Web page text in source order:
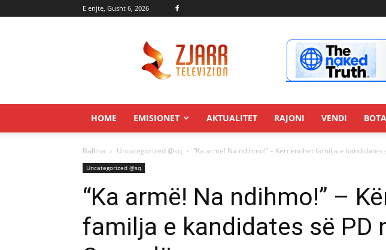
E enjte, Gusht 6, 2026
HOME EMISIONET AKTUALITET RAJONI VENDI BOTA
Ballina Uncategorized @sq “Ka armë! Na ndihmo!” – Kërcënohet familja e kandidates
Uncategorized @sq
“Ka armë! Na ndihmo!” –
familja e kandidates së PD